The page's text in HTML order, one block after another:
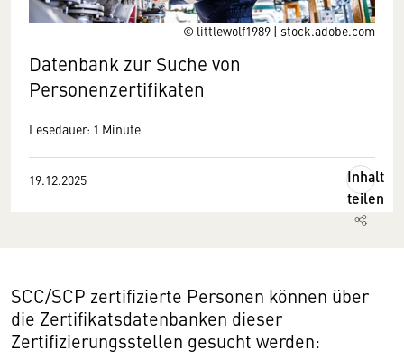
© littlewolf1989 | stock.adobe.com
Datenbank zur Suche von
Personenzertifikaten
Lesedauer: 1 Minute
19.12.2025
Inhalt
teilen
SCC/SCP zertifizierte Personen können über
die Zertifikatsdatenbanken dieser
Zertifizierungsstellen gesucht werden: